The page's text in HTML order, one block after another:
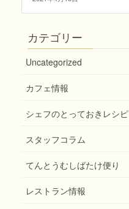
カテゴリー
Uncategorized
カフェ情報
シェフのとっておきレシピ
スタッフコラム
てんとうむしばたけ便り
レストラン情報